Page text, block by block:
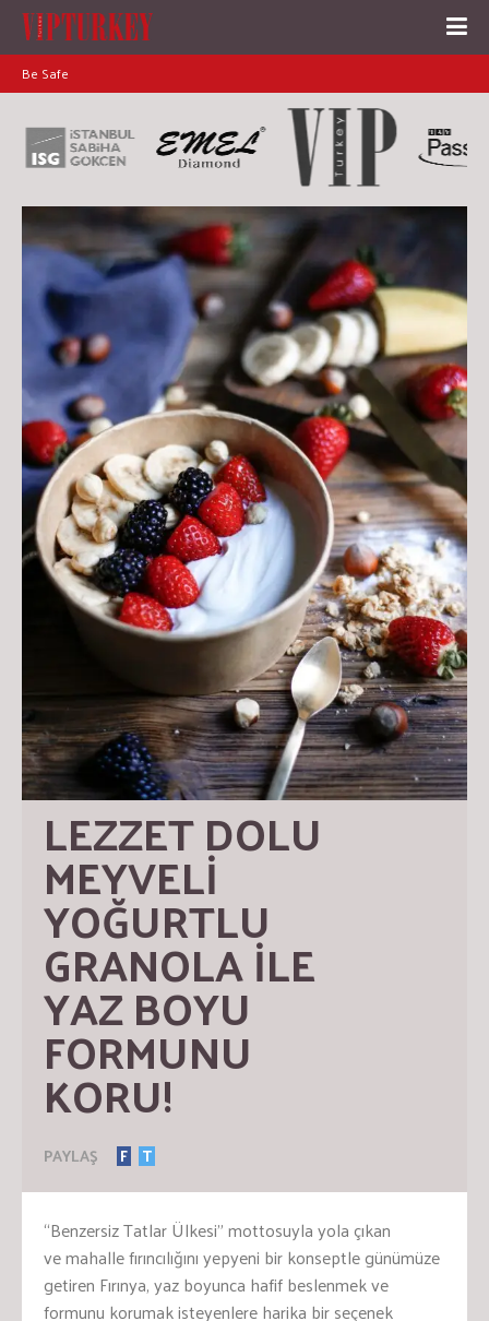
Be Safe
LEZZET DOLU
MEYVELİ
YOĞURTLU
GRANOLA İLE
YAZ BOYU
FORMUNU
KORU!
PAYLAŞ F T
“Benzersiz Tatlar Ülkesi” mottosuyla yola çıkan
ve mahalle fırıncılığını yepyeni bir konseptle günümüze
getiren Fırınya, yaz boyunca hafif beslenmek ve
formunu korumak isteyenlere harika bir seçenek